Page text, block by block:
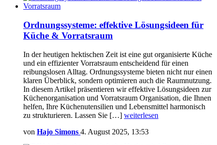
Ordnungssysteme: effektive Lösungsideen für
Küche & Vorratsraum
In der heutigen hektischen Zeit ist eine gut organisierte Küche
und ein effizienter Vorratsraum entscheidend für einen
reibungslosen Alltag. Ordnungssysteme bieten nicht nur einen
klaren Überblick, sondern optimieren auch die Raumnutzung.
In diesem Artikel präsentieren wir effektive Lösungsideen zur
Küchenorganisation und Vorratsraum Organisation, die Ihnen
helfen, Ihre Küchenutensilien und Lebensmittel harmonisch
zu strukturieren. Lassen Sie […] weiterlesen
von Hajo Simons 4. August 2025, 13:53